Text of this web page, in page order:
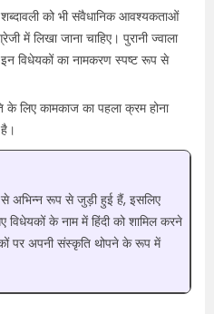
को भी संवैधानिक आवश्यकताओं
में लिखा जाना चाहिए। पुरानी ज्वाला
विधेयकों का नामकरण स्पष्ट रूप से
के लिए कामकाज का पहला क्रम होना
अभिन्न रूप से जुड़ी हुई हैं, इसलिए
विधेयकों के नाम में हिंदी को शामिल करने
पर अपनी संस्कृति थोपने के रूप में